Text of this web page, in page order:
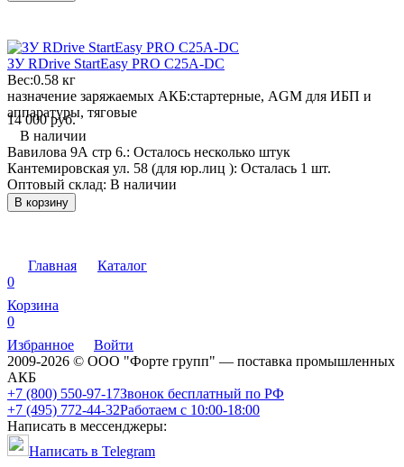
ЗУ RDrive StartEasy PRO C25A-DC
Вес:0.58 кг
назначение заряжаемых АКБ:стартерные, AGM для ИБП и
аппаратуры, тяговые
14 000 руб.
В наличии
Вавилова 9А стр 6.: Осталось несколько штук
Кантемировская ул. 58 (для юр.лиц ): Осталась 1 шт.
Оптовый склад: В наличии
В корзину
Главная
Каталог
0
Корзина
0
Избранное
Войти
2009-2026 © ООО "Форте групп" — поставка промышленных
АКБ
+7 (800) 550-97-17Звонок бесплатный по РФ
+7 (495) 772-44-32Работаем с 10:00-18:00
Написать в мессенджеры:
Написать в Telegram